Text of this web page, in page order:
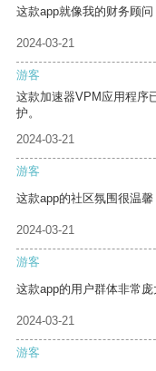
这款app就像我的财务顾问
2024-03-21
游客
这款加速器VPM应用程序
护。
2024-03-21
游客
这款app的社区氛围很温馨
2024-03-21
游客
这款app的用户群体非常
2024-03-21
游客